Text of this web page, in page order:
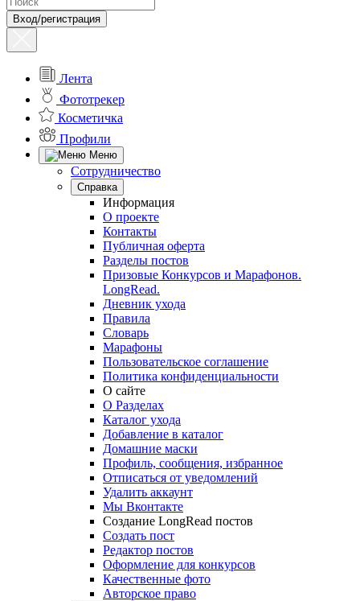
Вход/регистрация
Лента
Фототрекер
Косметичка
Профили
Меню
Сотрудничество
Справка
Информация
О проекте
Контакты
Публичная оферта
Разделы постов
Призовые Конкурсов и Марафонов.
LongRead.
Дневник ухода
Правила
Словарь
Марафоны
Пользовательское соглашение
Политика конфиденциальности
О сайте
О Разделах
Каталог ухода
Добавление в каталог
Домашние маски
Профиль, сообщения, избранное
Отписаться от уведомлений
Удалить аккаунт
Мы Вконтакте
Создание LongRead постов
Создать пост
Редактор постов
Оформление для конкурсов
Качественные фото
Авторское право